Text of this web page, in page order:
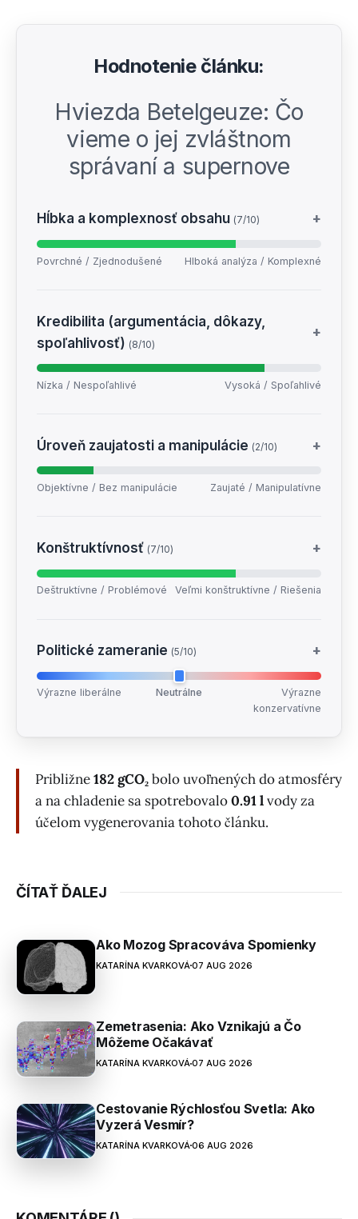
Hodnotenie článku:
Hviezda Betelgeuze: Čo
vieme o jej zvláštnom
správaní a supernove
Hĺbka a komplexnosť obsahu (7/10) +
Povrchné / Zjednodušené Hlboká analýza / Komplexné
Kredibilita (argumentácia, dôkazy,
spoľahlivosť) (8/10)
+
Nízka / Nespoľahlivé Vysoká / Spoľahlivé
Úroveň zaujatosti a manipulácie (2/10) +
Objektívne / Bez manipulácie Zaujaté / Manipulatívne
Konštruktívnosť (7/10) +
Deštruktívne / Problémové Veľmi konštruktívne / Riešenia
Politické zameranie (5/10) +
Výrazne liberálne Neutrálne
Výrazne
konzervatívne
Približne182 gCO₂bolo uvoľnených do atmosféry
a na chladenie sa spotrebovalo0.91 lvody za
účelom vygenerovania tohoto článku.
ČÍTAŤ ĎALEJ
Ako Mozog Spracováva Spomienky
KATARÍNA KVARKOVÁ 07 AUG 2026
Zemetrasenia: Ako Vznikajú a Čo
Môžeme Očakávať
KATARÍNA KVARKOVÁ07 AUG 2026
Cestovanie Rýchlosťou Svetla: Ako
Vyzerá Vesmír?
KATARÍNA KVARKOVÁ06 AUG 2026